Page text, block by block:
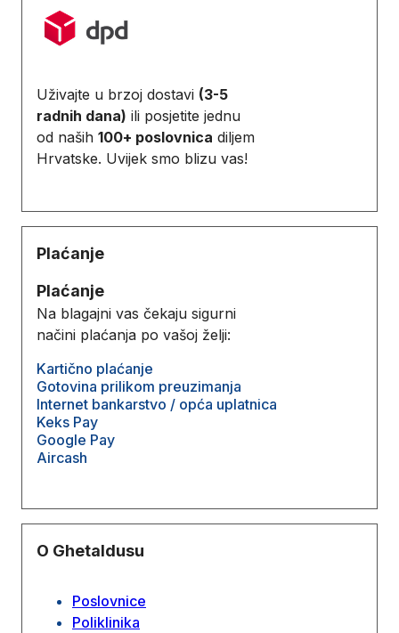
Uživajte u brzoj dostavi (3-5
radnih dana) ili posjetite jednu
od naših 100+ poslovnica diljem
Hrvatske. Uvijek smo blizu vas!
Plaćanje
Plaćanje
Na blagajni vas čekaju sigurni
načini plaćanja po vašoj želji:
Kartično plaćanje
Gotovina prilikom preuzimanja
Internet bankarstvo / opća uplatnica
Keks Pay
Google Pay
Aircash
O Ghetaldusu
Poslovnice
Poliklinika